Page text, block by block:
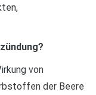
von
der Beere